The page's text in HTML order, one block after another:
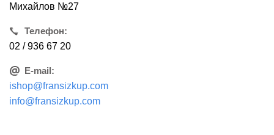
Михайлов №27
Телефон:
02 / 936 67 20
E-mail:
ishop@fransizkup.com
info@fransizkup.com